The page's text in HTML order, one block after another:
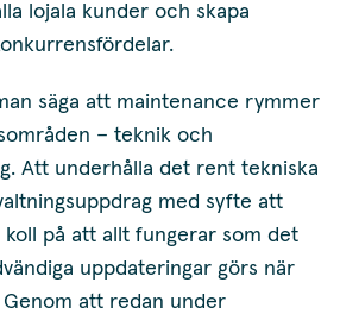
lojala kunder och skapa
säga att maintenance rymmer
– teknik och
Att underhålla det rent tekniska
med syfte att
koll på att allt fungerar som det
uppdateringar görs när
Genom att redan under